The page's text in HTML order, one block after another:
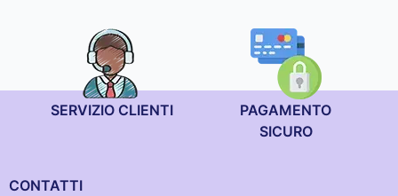
SERVIZIO CLIENTI
PAGAMENTO
SICURO
CONTATTI